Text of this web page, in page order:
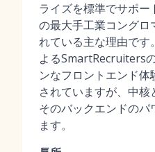
ライズを標準でサポ
の最大手工業コングロ
れている主な理由です
よるSmartRecruiters
ンなフロントエンド
されていますが、中
そのバックエンドのパ
ます。